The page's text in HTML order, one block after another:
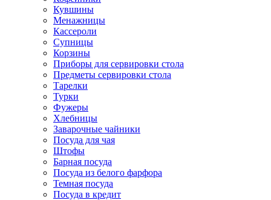
Кувшины
Менажницы
Кассероли
Супницы
Корзины
Приборы для сервировки стола
Предметы сервировки стола
Тарелки
Турки
Фужеры
Хлебницы
Заварочные чайники
Посуда для чая
Штофы
Барная посуда
Посуда из белого фарфора
Темная посуда
Посуда в кредит